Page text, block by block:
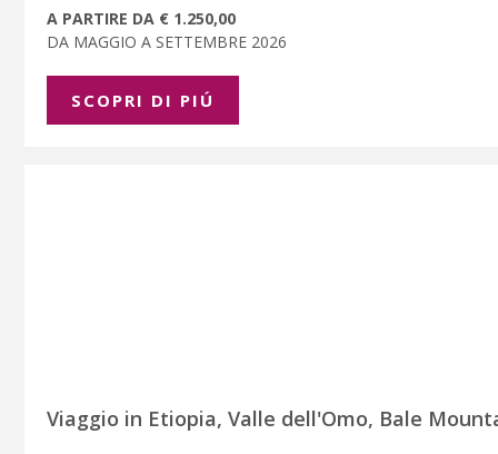
A PARTIRE DA € 1.250,00
DA MAGGIO A SETTEMBRE 2026
SCOPRI DI PIÚ
Viaggio in Etiopia, Valle dell'Omo, Bale